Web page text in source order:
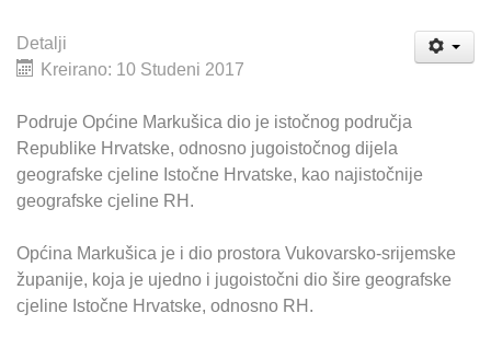
Detalji
Kreirano: 10 Studeni 2017
Podruje Općine Markušica dio je istočnog područja
Republike Hrvatske, odnosno jugoistočnog dijela
geografske cjeline Istočne Hrvatske, kao najistočnije
geografske cjeline RH.
Općina Markušica je i dio prostora Vukovarsko-srijemske
županije, koja je ujedno i jugoistočni dio šire geografske
cjeline Istočne Hrvatske, odnosno RH.